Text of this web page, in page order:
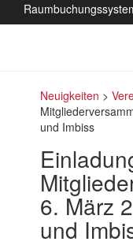
Neuigkeiten >
und Imbiss
6. März
und